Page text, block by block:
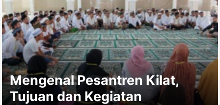
Mengenal Pesantren Kilat,
Tujuan dan Kegiatan